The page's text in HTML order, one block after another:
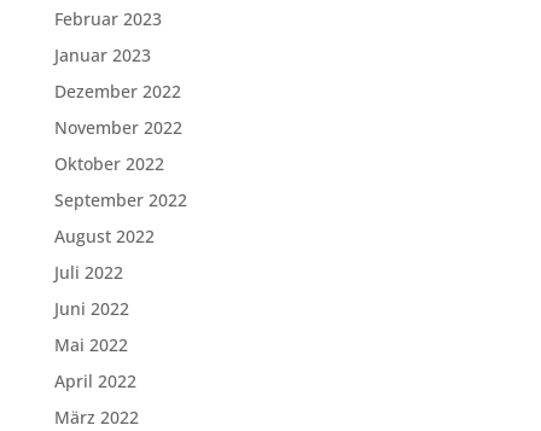
Februar 2023
Januar 2023
Dezember 2022
November 2022
Oktober 2022
September 2022
August 2022
Juli 2022
Juni 2022
Mai 2022
April 2022
März 2022